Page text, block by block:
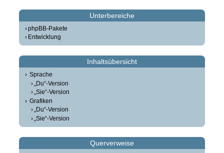
Unterbereiche
phpBB-Pakete
Entwicklung
Inhaltsübersicht
Sprache
„Du“-Version
„Sie“-Version
Grafiken
„Du“-Version
„Sie“-Version
Querverweise